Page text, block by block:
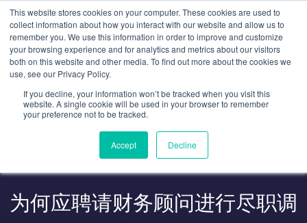
This website stores cookies on your computer. These cookies are used to
collect information about how you interact with our website and allow us to
remember you. We use this information in order to improve and customize
your browsing experience and for analytics and metrics about our visitors
both on this website and other media. To find out more about the cookies we
use, see our Privacy Policy.
If you decline, your information won’t be tracked when you visit this
website. A single cookie will be used in your browser to remember
your preference not to be tracked.
Accept Decline
为何应聘请财务顾问进行尽职调